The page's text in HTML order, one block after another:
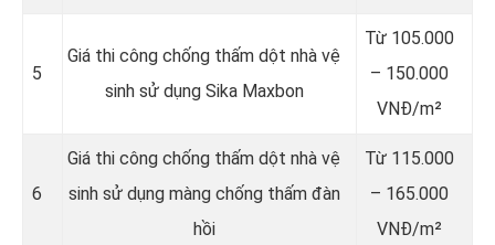
5
Giá thi công chống thấm dột nhà vệ
sinh sử dụng Sika Maxbon
Từ 105.000
– 150.000
VNĐ/m²
6
Giá thi công chống thấm dột nhà vệ
sinh sử dụng màng chống thấm đàn
hồi
Từ 115.000
– 165.000
VNĐ/m²